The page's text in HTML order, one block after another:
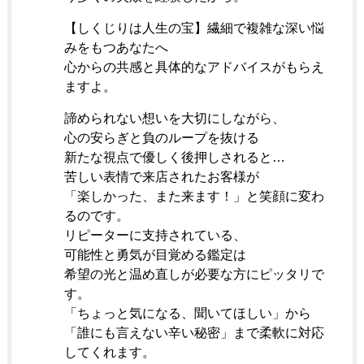
【しくじりは人生の宝】繊細で複雑な深い悩
みをもつあなたへ
心からの共感と具体的なアドバイスがもらえ
ますよ。
諦められない想いを大切にしながら、
心の安らぎと負のループを抜ける
新たな視点で優しく後押しされると…
苦しい表情で来店されたお客様が
「楽しかった、また来ます！」と笑顔に変わ
るのです。
リピーターに支持されている、
可能性と勇気が目覚める鑑定は
希望の光と温め直しが必要な方にピッタリで
す。
「ちょっと気になる、聞いてほしい」から
「誰にも言えない辛い秘密」まで柔軟に対応
してくれます。